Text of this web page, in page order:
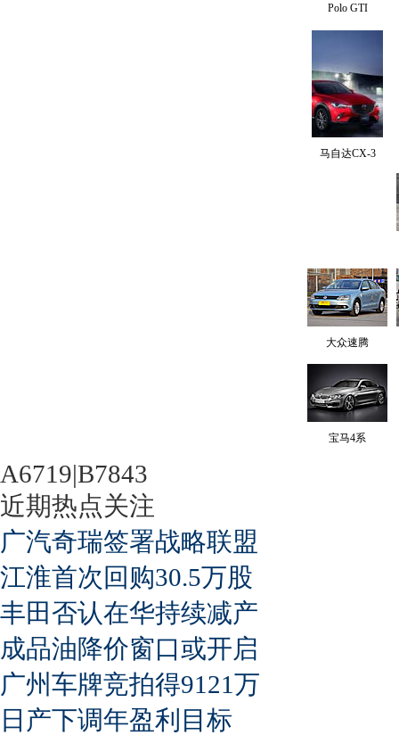
Polo GTI
马自达CX-3
大众速腾
宝马4系
A6719|B7843
近期热点关注
广汽奇瑞签署战略联盟
江淮首次回购30.5万股
丰田否认在华持续减产
成品油降价窗口或开启
广州车牌竞拍得9121万
日产下调年盈利目标